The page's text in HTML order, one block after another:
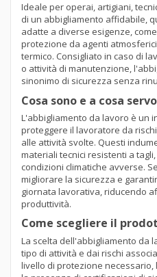
Ideale per operai, artigiani,
di un abbigliamento affidabile,
adatte a diverse esigenze,
protezione da agenti
termico. Consigliato in caso di
o attività di manutenzione,
sinonimo di sicurezza senza
Cosa sono e a cosa
L'abbigliamento da lavoro è un
proteggere il lavoratore da
alle attività svolte. Questi
materiali tecnici resistenti a
condizioni climatiche avverse.
migliorare la sicurezza e
giornata lavorativa, riducendo
produttività.
Come scegliere il
La scelta dell'abbigliamento da
tipo di attività e dai rischi
livello di protezione